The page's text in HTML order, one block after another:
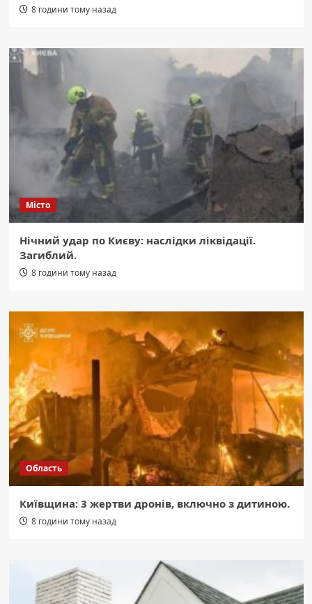
8 години тому назад
Місто
Нічний удар по Києву: наслідки ліквідації.
Загиблий.
8 години тому назад
Область
Київщина: 3 жертви дронів, включно з дитиною.
8 години тому назад